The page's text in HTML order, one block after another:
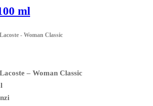
ml
- Woman Classic
Lacoste – Woman Classic